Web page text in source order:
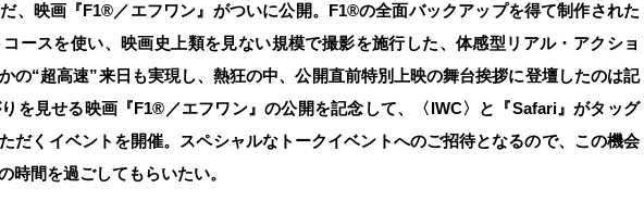
、映画『F1®／エフワン』がついに公開。F1®の全面バックアップを得て制作された
ースを使い、映画史上類を見ない規模で撮影を施行した、体感型リアル・アクショ
の“超高速”来日も実現し、熱狂の中、公開直前特別上映の舞台挨拶に登壇したのは記
を見せる映画『F1®／エフワン』の公開を記念して、〈IWC〉と『Safari』がタッグ
だくイベントを開催。スペシャルなトークイベントへのご招待となるので、この機会
時間を過ごしてもらいたい。